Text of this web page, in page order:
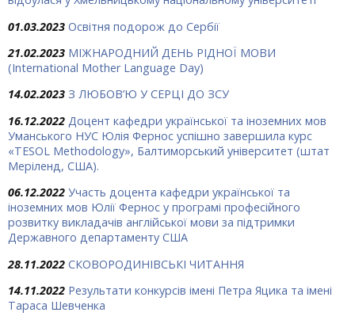
01.03.2023 Освітня подорож до Сербії
21.02.2023 МІЖНАРОДНИЙ ДЕНЬ РІДНОЇ МОВИ
(International Mother Language Day)
14.02.2023 З ЛЮБОВ’Ю У СЕРЦІ ДО ЗСУ
16.12.2022 Доцент кафедри української та іноземних мов
Уманського НУС Юлія Фернос успішно завершила курс
«TESOL Methodology», Балтиморський університет (штат
Меріленд, США).
06.12.2022 Участь доцента кафедри української та
іноземних мов Юлії Фернос у програмі професійного
розвитку викладачів англійської мови за підтримки
Державного департаменту США
28.11.2022 СКОВОРОДИНІВСЬКІ ЧИТАННЯ
14.11.2022 Результати конкурсів імені Петра Яцика та імені
Тараса Шевченка